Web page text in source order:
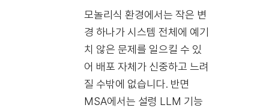
모놀리식 환경에서는 작은 변
경 하나가 시스템 전체에 예기
치 않은 문제를 일으킬 수 있
어 배포 자체가 신중하고 느려
질 수밖에 없습니다. 반면
MSA에서는 설령 LLM 기능